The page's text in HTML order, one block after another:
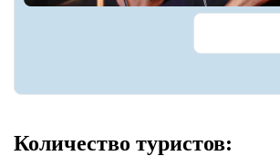
Количество туристов: